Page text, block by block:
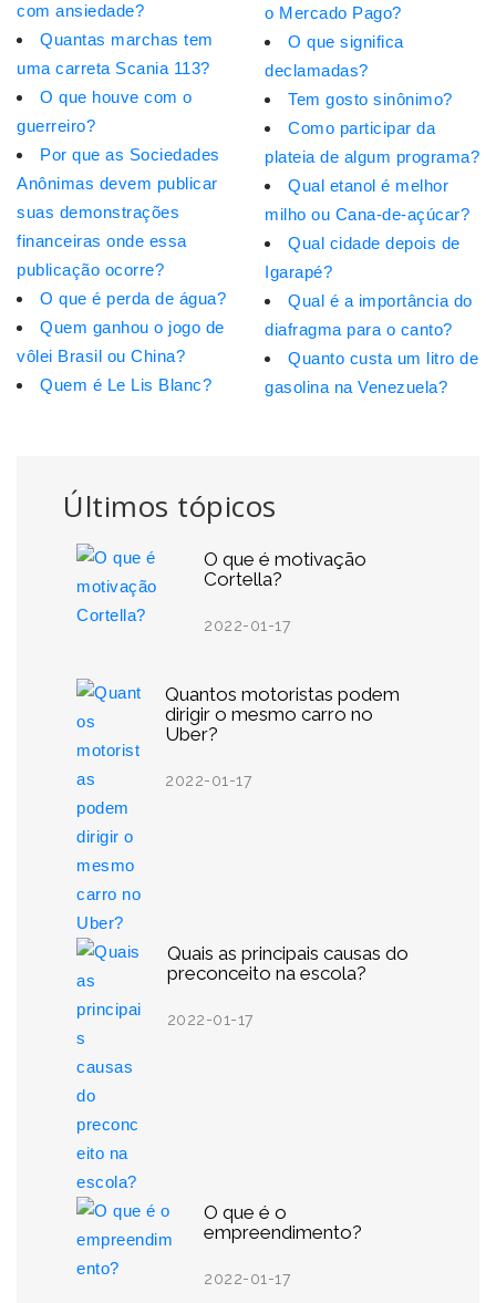
Últimos tópicos
O que é motivação
Cortella?
2022-01-17
Quantos motoristas podem
dirigir o mesmo carro no
Uber?
2022-01-17
Quais as principais causas do
preconceito na escola?
2022-01-17
O que é o
empreendimento?
2022-01-17
com ansiedade?
Quantas marchas tem
uma carreta Scania 113?
O que houve com o
guerreiro?
Por que as Sociedades
Anônimas devem publicar
suas demonstrações
financeiras onde essa
publicação ocorre?
O que é perda de água?
Quem ganhou o jogo de
vôlei Brasil ou China?
Quem é Le Lis Blanc?
o Mercado Pago?
O que significa
declamadas?
Tem gosto sinônimo?
Como participar da
plateia de algum programa?
Qual etanol é melhor
milho ou Cana-de-açúcar?
Qual cidade depois de
Igarapé?
Qual é a importância do
diafragma para o canto?
Quanto custa um litro de
gasolina na Venezuela?